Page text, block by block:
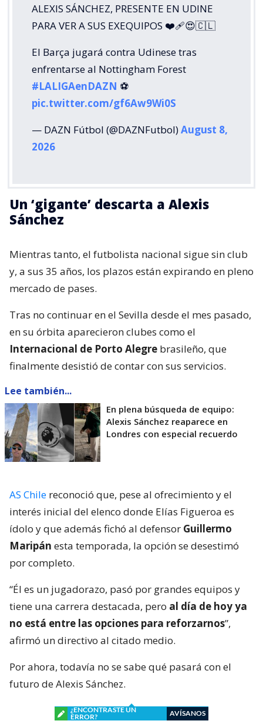
ALEXIS SÁNCHEZ, PRESENTE EN UDINE
PARA VER A SUS EXEQUIPOS ❤️‍🩹😍🇨🇱
El Barça jugará contra Udinese tras
enfrentarse al Nottingham Forest
#LALIGAenDAZN ⚽️
pic.twitter.com/gf6Aw9Wi0S
— DAZN Fútbol (@DAZNFutbol)August 8,
2026
Un ‘gigante’ descarta a Alexis
Sánchez
Mientras tanto, el futbolista nacional sigue sin club
y, a sus 35 años, los plazos están expirando en pleno
mercado de pases.
Tras no continuar en el Sevilla desde el mes pasado,
en su órbita aparecieron clubes como el
Internacional de Porto Alegre brasileño, que
finalmente desistió de contar con sus servicios.
Lee también...
En plena búsqueda de equipo:
Alexis Sánchez reaparece en
Londres con especial recuerdo
AS Chile reconoció que, pese al ofrecimiento y el
interés inicial del elenco donde Elías Figueroa es
ídolo y que además fichó al defensor Guillermo
Maripán esta temporada, la opción se desestimó
por completo.
“Él es un jugadorazo, pasó por grandes equipos y
tiene una carrera destacada, pero al día de hoy ya
no está entre las opciones para reforzarnos”,
afirmó un directivo al citado medio.
Por ahora, todavía no se sabe qué pasará con el
futuro de Alexis Sánchez.
¿ENCONTRASTE UN
ERROR?
AVÍSANOS